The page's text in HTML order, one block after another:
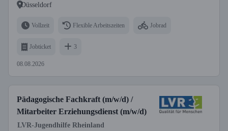
Düsseldorf
Vollzeit Flexible Arbeitszeiten Jobrad
Jobticket 3
08.08.2026
Pädagogische Fachkraft (m/w/d) /
Mitarbeiter Erziehungsdienst (m/w/d)
LVR-Jugendhilfe Rheinland